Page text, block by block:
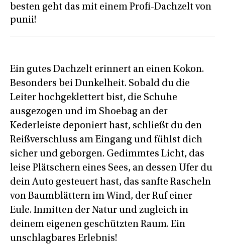
besten geht das mit einem Profi-Dachzelt von
punii!
Ein gutes Dachzelt erinnert an einen Kokon.
Besonders bei Dunkelheit. Sobald du die
Leiter hochgeklettert bist, die Schuhe
ausgezogen und im Shoebag an der
Kederleiste deponiert hast, schließt du den
Reißverschluss am Eingang und fühlst dich
sicher und geborgen. Gedimmtes Licht, das
leise Plätschern eines Sees, an dessen Ufer du
dein Auto gesteuert hast, das sanfte Rascheln
von Baumblättern im Wind, der Ruf einer
Eule. Inmitten der Natur und zugleich in
deinem eigenen geschützten Raum. Ein
unschlagbares Erlebnis!